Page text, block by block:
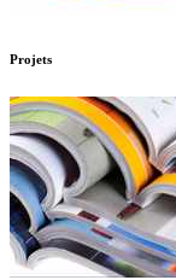
Projets